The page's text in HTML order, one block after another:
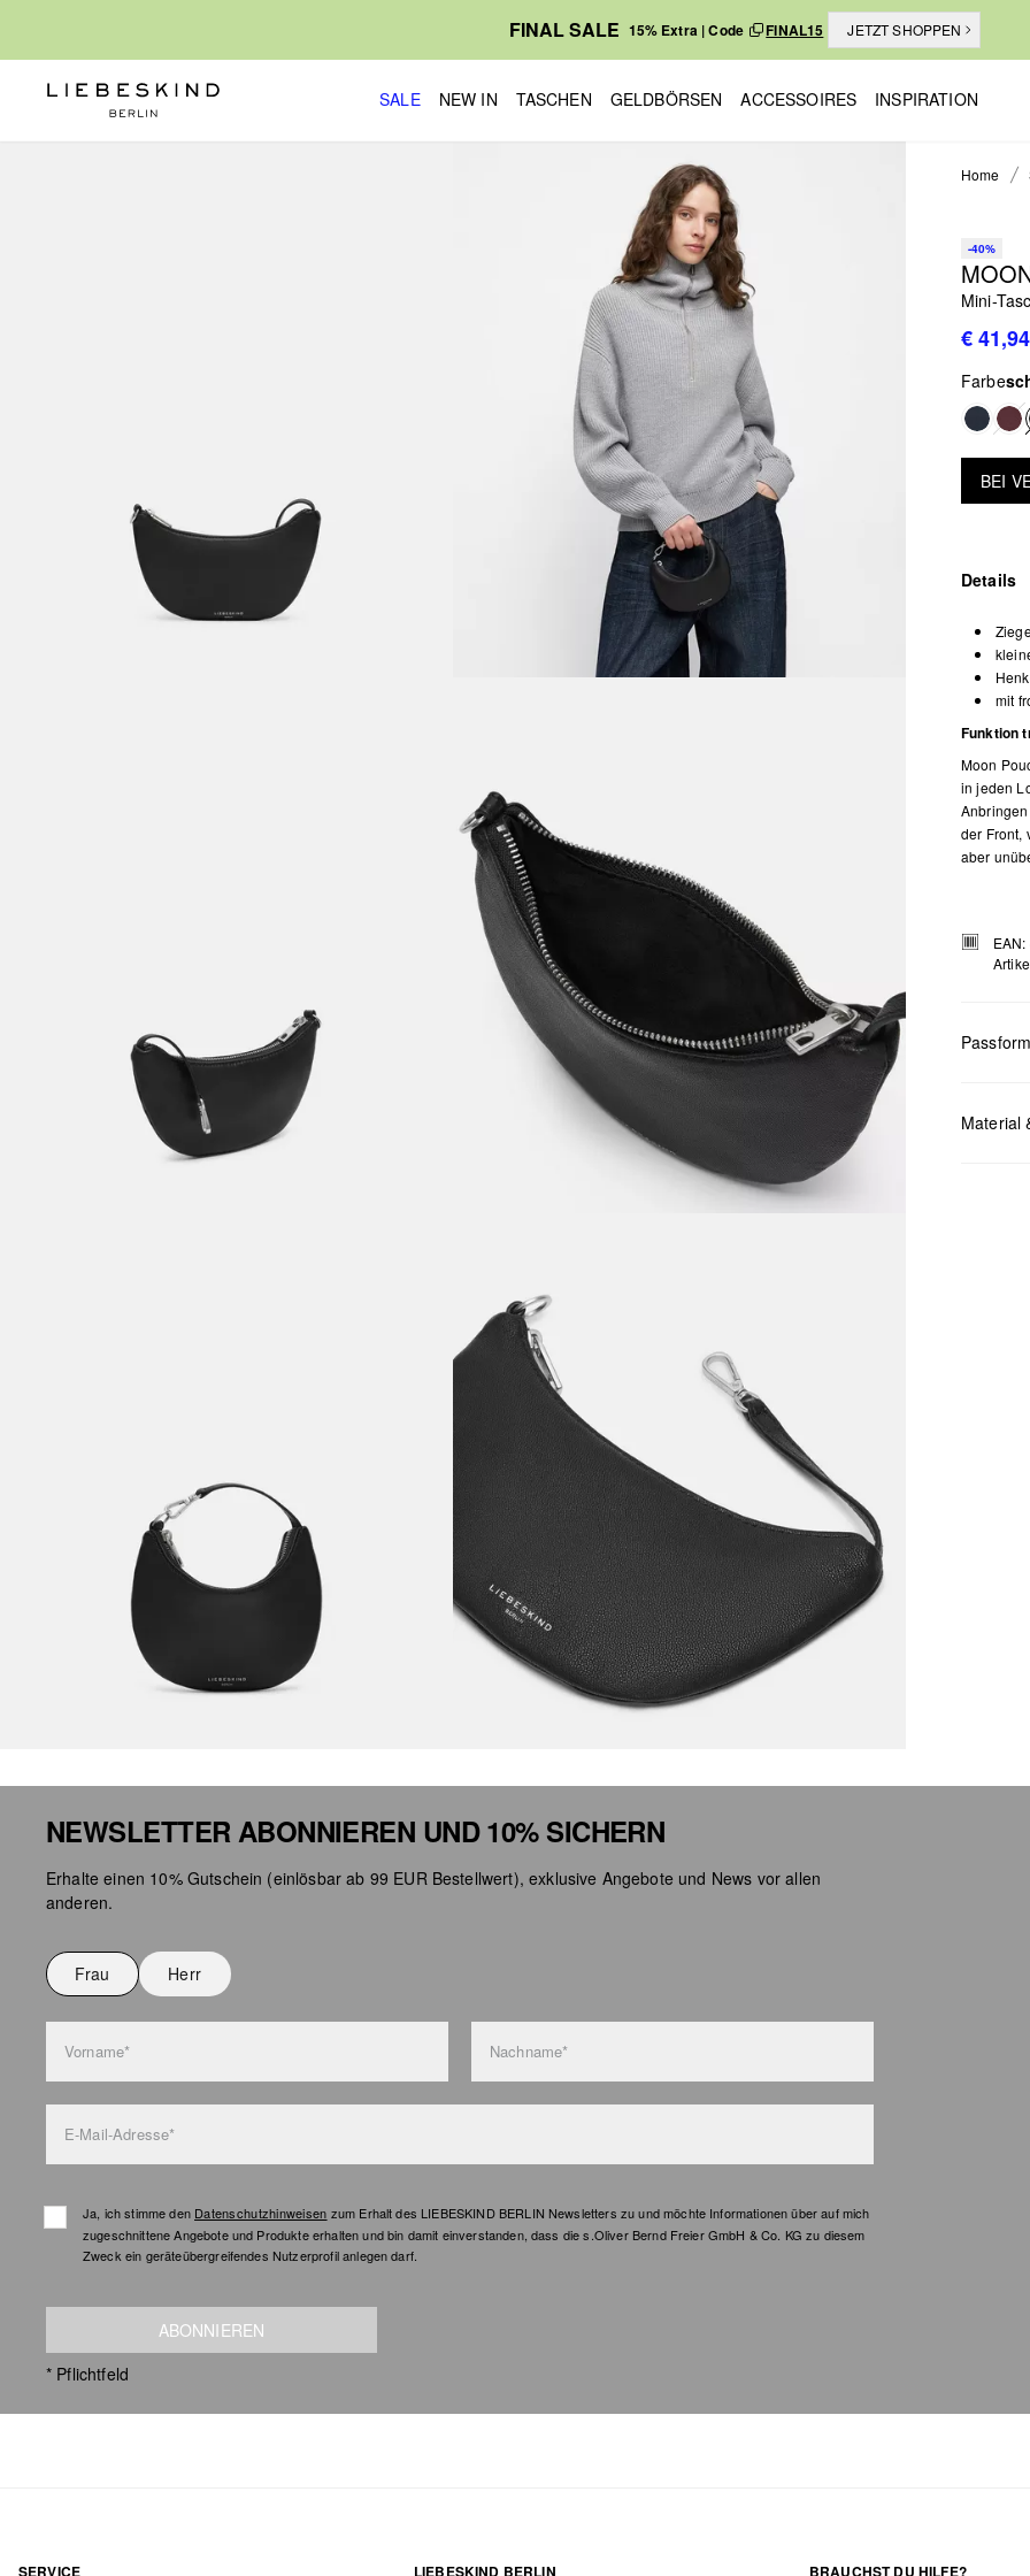
FINAL SALE 15% Extra | Code FINAL15 JETZT SHOPPEN
SALE NEW IN TASCHEN GELDBÖRSEN ACCESSOIRES INSPIRATION
Home
-40%
Mini-
€ 41,94
Farbe
BEI
Details
mit
Funktion
Moon
in jeden
der Front,
aber
Passform
Material
NEWSLETTER ABONNIEREN UND 10% SICHERN
Erhalte einen 10% Gutschein (einlösbar ab 99 EUR Bestellwert), exklusive Angebote und News vor allen
anderen.
Frau Herr
Vorname* Nachname*
E-Mail-Adresse*
Ja, ich stimme den Datenschutzhinweisen zum Erhalt des LIEBESKIND BERLIN Newsletters zu und möchte Informationen über auf mich
zugeschnittene Angebote und Produkte erhalten und bin damit einverstanden, dass die s.Oliver Bernd Freier GmbH & Co. KG zu diesem
Zweck ein geräteübergreifendes Nutzerprofil anlegen darf.
ABONNIEREN
* Pflichtfeld
SERVICE LIEBESKIND BERLIN BRAUCHST DU HILFE?